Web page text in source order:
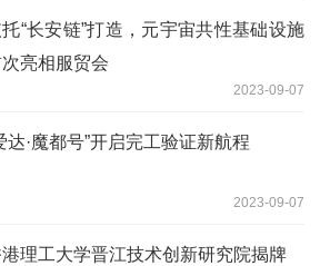
“长安链”打造，元宇宙共性基础设施
亮相服贸会
2023-09-07
达·魔都号”开启完工验证新航程
2023-09-07
理工大学晋江技术创新研究院揭牌